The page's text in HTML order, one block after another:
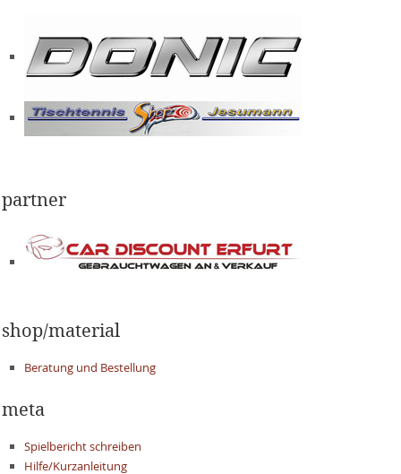
partner
shop/material
Beratung und Bestellung
meta
Spielbericht schreiben
Hilfe/Kurzanleitung